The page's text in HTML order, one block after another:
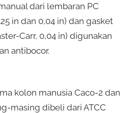
dari lembaran PC
in dan 0,04 in) dan gasket
Carr, 0,04 in) digunakan
antibocor.
kolon manusia Caco-2 dan
masing dibeli dari ATCC